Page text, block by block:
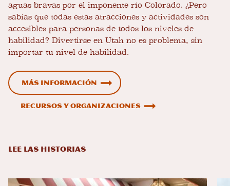
aguas bravas por el imponente río Colorado. ¿Pero
sabías que todas estas atracciones y actividades son
accesibles para personas de todos los niveles de
habilidad? Divertirse en Utah no es problema, sin
importar tu nivel de habilidad.
Más información
Recursos y organizaciones
LEE LAS HISTORIAS